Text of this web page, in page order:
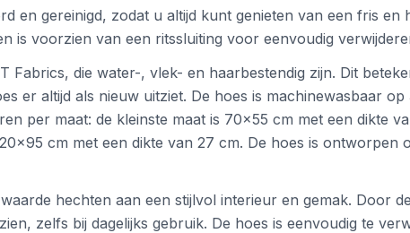
en gereinigd, zodat u altijd kunt genieten van een fris
is voorzien van een ritssluiting voor eenvoudig
Fabrics, die water-, vlek- en haarbestendig zijn. Dit
er altijd als nieuw uitziet. De hoes is machinewasbaar
per maat: de kleinste maat is 70x55 cm met een dikte
cm met een dikte van 27 cm. De hoes is ontworpen
hechten aan een stijlvol interieur en gemak. Door
zelfs bij dagelijks gebruik. De hoes is eenvoudig te